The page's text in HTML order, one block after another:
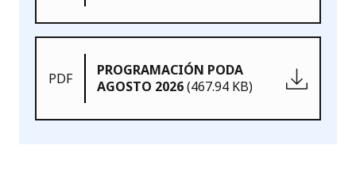
PDF
PROGRAMACIÓN PODA
AGOSTO 2026(467.94 KB)